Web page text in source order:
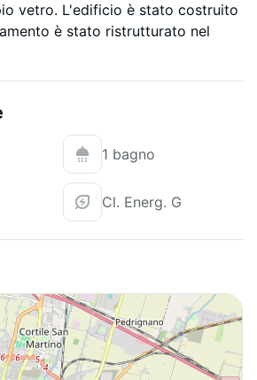
vetro. L'edificio è stato costruito
è stato ristrutturato nel
1 bagno
Cl. Energ. G